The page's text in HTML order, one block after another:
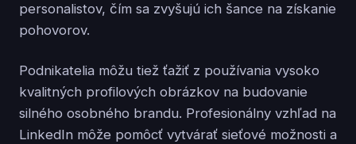
personalistov, čím sa zvyšujú ich šance na získanie
pohovorov.
Podnikatelia môžu tiež ťažiť z používania vysoko
kvalitných profilových obrázkov na budovanie
silného osobného brandu. Profesionálny vzhľad na
LinkedIn môže pomôcť vytvárať sieťové možnosti a